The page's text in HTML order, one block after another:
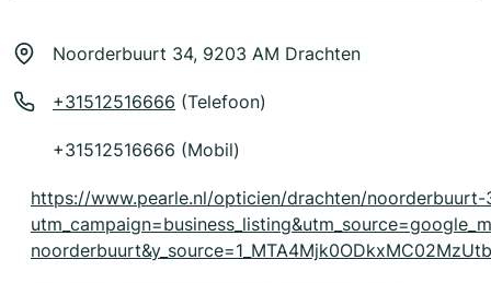
Noorderbuurt 34, 9203 AM Drachten
+31512516666 (Telefoon)
+31512516666 (Mobil)
https://www.pearle.nl/opticien/drachten/noorderbuurt-